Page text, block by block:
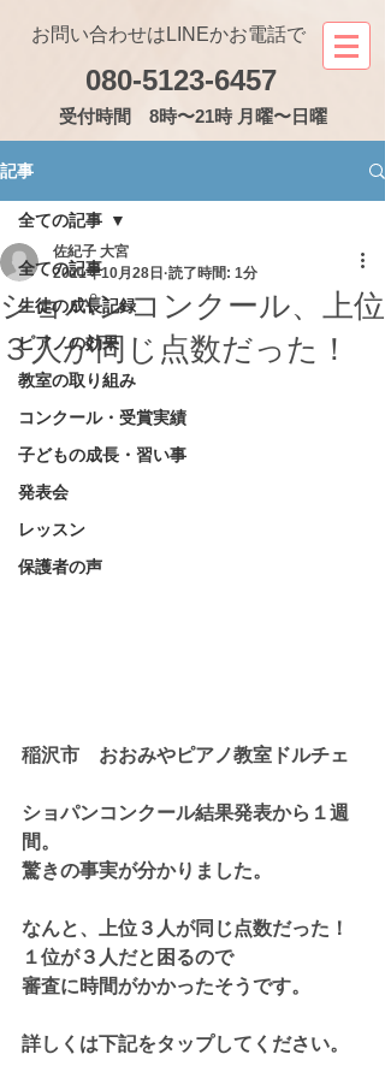
080-5123-6457
お問い合わせはLINEかお電話で
受付時間 8時〜21時 月曜〜日曜
記事
全ての記事
生徒の成長記録
ピアノの効果
教室の取り組み
コンクール・受賞実績
子どもの成長・習い事
発表会
レッスン
保護者の声
全ての記事
ショパンコンクール、上位
３人が同じ点数だった！
佐紀子 大宮
2021年10月28日 読了時間: 1分
稲沢市　おおみやピアノ教室ドルチェ
ショパンコンクール結果発表から１週
間。
驚きの事実が分かりました。
なんと、上位３人が同じ点数だった！
１位が３人だと困るので
審査に時間がかかったそうです。
詳しくは下記をタップしてください。